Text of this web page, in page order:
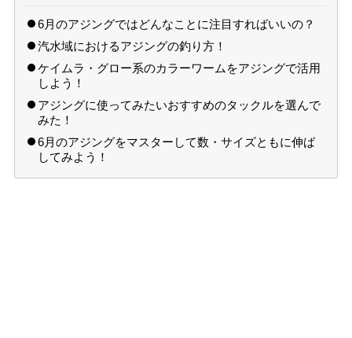
6月のアジングではどんなことに注目すればいいの？
汽水域におけるアジングの釣り方！
ケイムラ・グロー系のカラーワームをアジングで活用
しよう！
アジングに使ってみたいおすすめのタックルを選んで
みた！
6月のアジングをマスターして数・サイズともに伸ば
してみよう！